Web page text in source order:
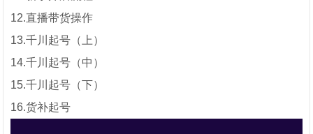
12.直播带货操作
13.千川起号（上）
14.千川起号（中）
15.千川起号（下）
16.货补起号